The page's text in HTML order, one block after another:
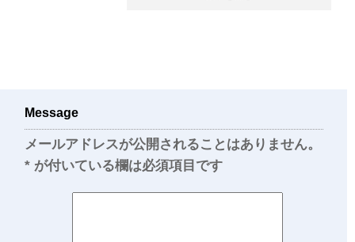
Message
メールアドレスが公開されることはありません。
* が付いている欄は必須項目です